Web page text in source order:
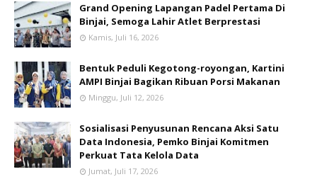
Grand Opening Lapangan Padel Pertama Di
Binjai, Semoga Lahir Atlet Berprestasi
Kamis, Juli 16, 2026
Bentuk Peduli Kegotong-royongan, Kartini
AMPI Binjai Bagikan Ribuan Porsi Makanan
Minggu, Juli 12, 2026
Sosialisasi Penyusunan Rencana Aksi Satu
Data Indonesia, Pemko Binjai Komitmen
Perkuat Tata Kelola Data
Jumat, Juli 17, 2026